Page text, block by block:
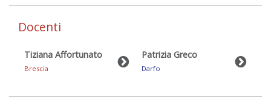
Docenti
Tiziana Affortunato
Brescia
Patrizia Greco
Darfo